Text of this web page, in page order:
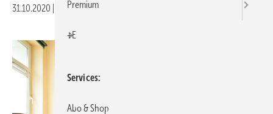
31.10.2020 Druckvorschau
Premium
+E
Services
Abo & Shop